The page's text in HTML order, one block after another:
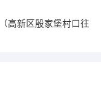
高新区殷家堡村口往